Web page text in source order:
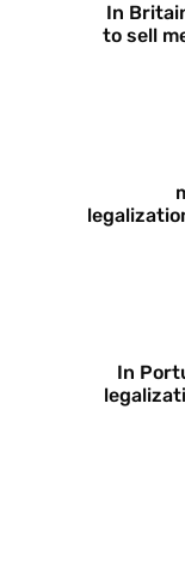
In
to sell
In